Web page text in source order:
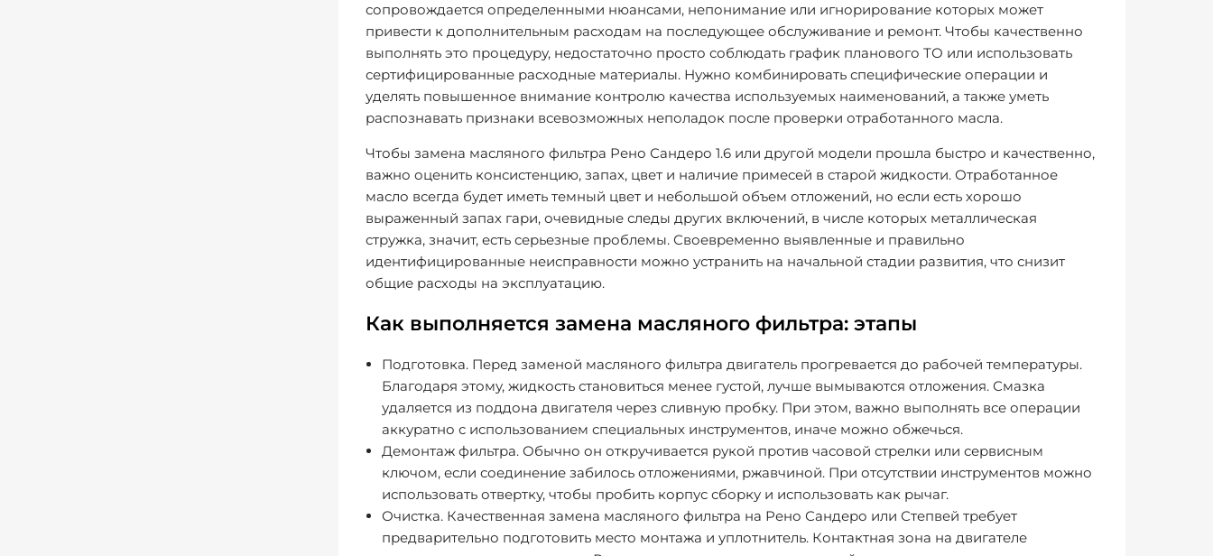
сопровождается определенными нюансами, непонимание или игнорирование которых может
привести к дополнительным расходам на последующее обслуживание и ремонт. Чтобы качественно
выполнять это процедуру, недостаточно просто соблюдать график планового ТО или использовать
сертифицированные расходные материалы. Нужно комбинировать специфические операции и
уделять повышенное внимание контролю качества используемых наименований, а также уметь
распознавать признаки всевозможных неполадок после проверки отработанного масла.
Чтобы замена масляного фильтра Рено Сандеро 1.6 или другой модели прошла быстро и качественно,
важно оценить консистенцию, запах, цвет и наличие примесей в старой жидкости. Отработанное
масло всегда будет иметь темный цвет и небольшой объем отложений, но если есть хорошо
выраженный запах гари, очевидные следы других включений, в числе которых металлическая
стружка, значит, есть серьезные проблемы. Своевременно выявленные и правильно
идентифицированные неисправности можно устранить на начальной стадии развития, что снизит
общие расходы на эксплуатацию.
Как выполняется замена масляного фильтра: этапы
Подготовка. Перед заменой масляного фильтра двигатель прогревается до рабочей температуры.
Благодаря этому, жидкость становиться менее густой, лучше вымываются отложения. Смазка
удаляется из поддона двигателя через сливную пробку. При этом, важно выполнять все операции
аккуратно с использованием специальных инструментов, иначе можно обжечься.
Демонтаж фильтра. Обычно он откручивается рукой против часовой стрелки или сервисным
ключом, если соединение забилось отложениями, ржавчиной. При отсутствии инструментов можно
использовать отвертку, чтобы пробить корпус сборку и использовать как рычаг.
Очистка. Качественная замена масляного фильтра на Рено Сандеро или Степвей требует
предварительно подготовить место монтажа и уплотнитель. Контактная зона на двигателе